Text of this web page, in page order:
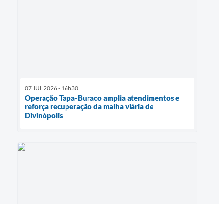
07 JUL 2026 - 16h30
Operação Tapa-Buraco amplia atendimentos e
reforça recuperação da malha viária de
Divinópolis